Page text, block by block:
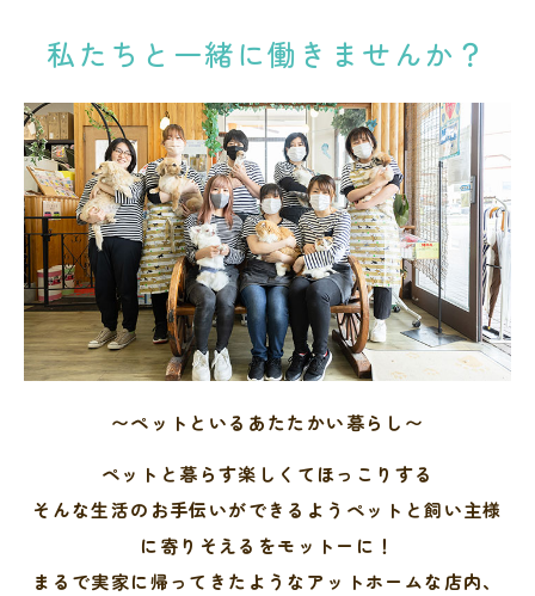
私たちと一緒に働きませんか？
〜ペットといるあたたかい暮らし〜
ペットと暮らす楽しくてほっこりする
そんな生活のお手伝いができるようペットと飼い主様
に寄りそえるをモットーに！
まるで実家に帰ってきたようなアットホームな店内、